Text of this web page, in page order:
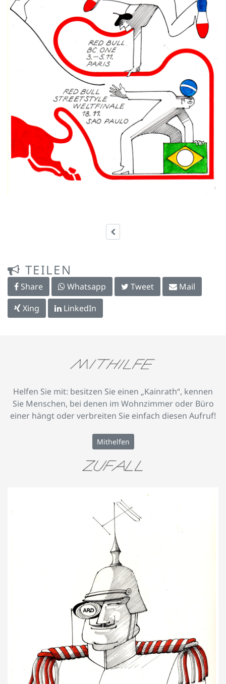
TEILEN
Share Whatsapp Tweet
Mail
Xing
LinkedIn
Helfen Sie mit: besitzen Sie einen „Kainrath“, kennen
Sie Menschen, bei denen im Wohnzimmer oder Büro
einer hängt oder verbreiten Sie einfach diesen Aufruf!
Mithelfen